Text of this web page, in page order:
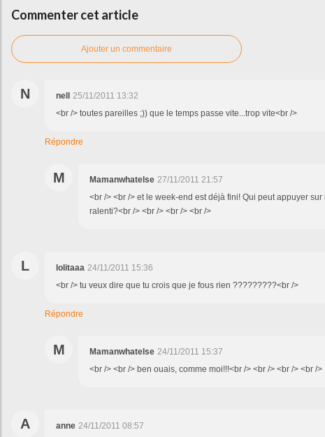
Commenter cet article
Ajouter un commentaire
N nell 25/11/2011 13:32
<br /> toutes pareilles ;)) que le temps passe vite...trop vite<br />
Répondre
M Mamanwhatelse 27/11/2011 21:57
<br /> <br /> et le week-end est déjà fini! Qui peut appuyer
ralenti?<br /> <br /> <br /> <br />
L lolitaaa 24/11/2011 15:36
<br /> tu veux dire que tu crois que je fous rien ?????????<br />
Répondre
M Mamanwhatelse 24/11/2011 15:37
<br /> <br /> ben ouais, comme moi!!!<br /> <br /> <br /> <br />
A anne 24/11/2011 08:57